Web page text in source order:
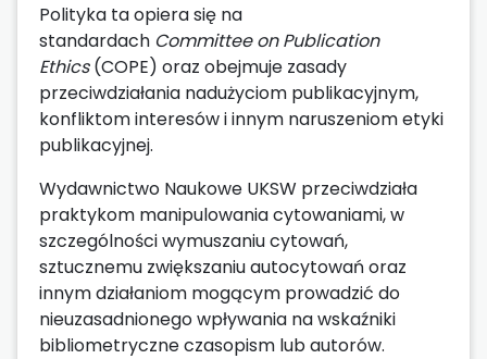
Polityka ta opiera się na
standardach Committee on Publication
Ethics(COPE) oraz obejmuje zasady
przeciwdziałania nadużyciom publikacyjnym,
konfliktom interesów i innym naruszeniom etyki
publikacyjnej.
Wydawnictwo Naukowe UKSW przeciwdziała
praktykom manipulowania cytowaniami, w
szczególności wymuszaniu cytowań,
sztucznemu zwiększaniu autocytowań oraz
innym działaniom mogącym prowadzić do
nieuzasadnionego wpływania na wskaźniki
bibliometryczne czasopism lub autorów.